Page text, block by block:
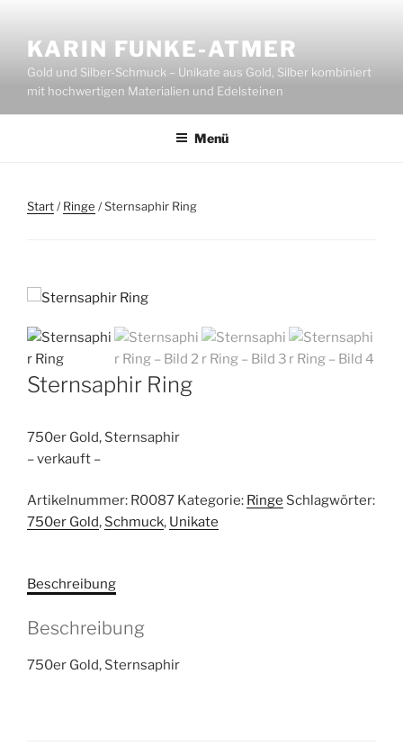
springenKARIN FUNKE-ATMER
Gold und Silber-Schmuck – Unikate aus Gold, Silber kombiniert
mit hochwertigen Materialien und Edelsteinen
Menü
Start/Ringe / Sternsaphir Ring
Sternsaphir Ring
750er Gold, Sternsaphir
– verkauft –
Artikelnummer: R0087 Kategorie: Ringe Schlagwörter:
750er Gold, Schmuck, Unikate
Beschreibung
Beschreibung
750er Gold, Sternsaphir